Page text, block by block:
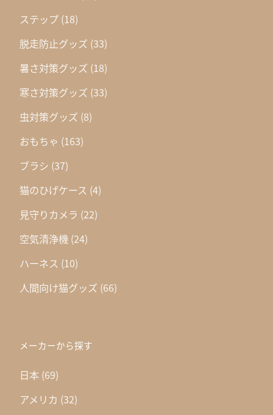
ステップ (18)
脱走防止グッズ (33)
暑さ対策グッズ (18)
寒さ対策グッズ (33)
虫対策グッズ (8)
おもちゃ (163)
ブラシ (37)
猫のひげケース (4)
見守りカメラ (22)
空気清浄機 (24)
ハーネス (10)
人間向け猫グッズ (66)
メーカーから探す
日本 (69)
アメリカ (32)